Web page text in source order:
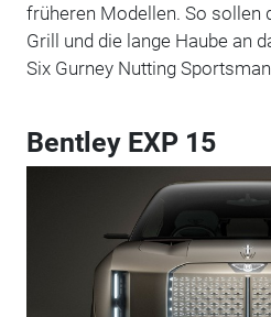
früheren Modellen. So sollen
Grill und die lange Haube an
Six Gurney Nutting Sportsman
Bentley EXP 15